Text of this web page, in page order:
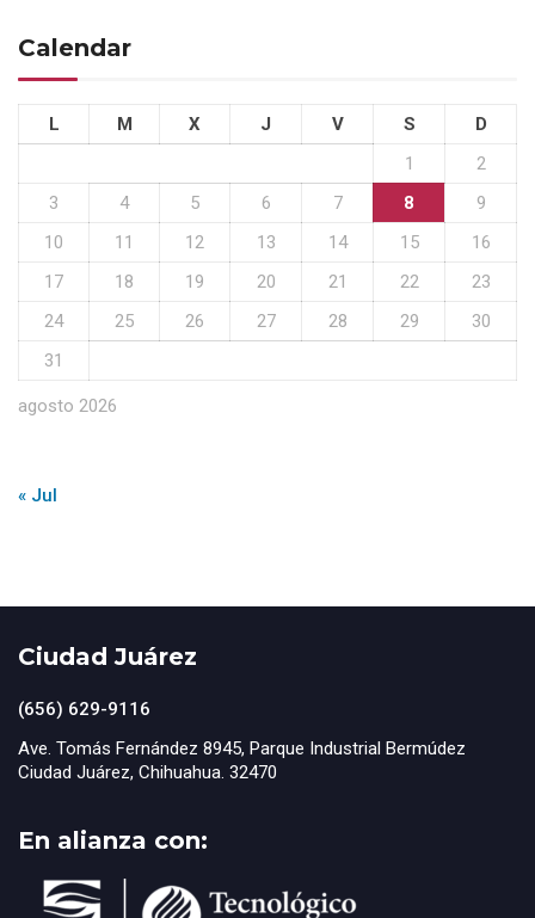
Calendar
agosto 2026
L M X J V S
D
1
2
3
4 5 6 7 8
9
10
11 12 13 14 15
16
17
18 19 20 21 22
23
24
25 26 27 28 29
30
31
« Jul
Ciudad Juárez
(656) 629-9116
Ave. Tomás Fernández 8945, Parque Industrial Bermúdez
Ciudad Juárez, Chihuahua. 32470
En alianza con: